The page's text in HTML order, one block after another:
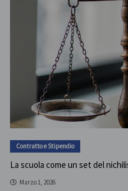
Contratto e Stipendio
La scuola come un set del
Marzo 1, 2026